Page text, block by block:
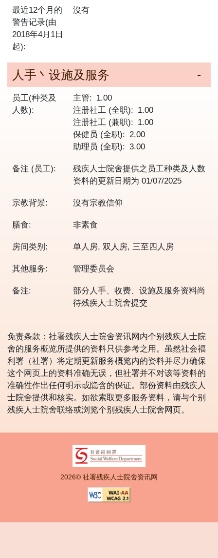
最近12个月的
警告记录(由
2018年4月1日
起):
沒有
人手丶设施及服务
员工(种类及
人数):
主管
1.00
注册社工 (全职)
1.00
注册社工 (兼职)
1.00
保健员 (全职)
2.00
助理员 (全职)
3.00
备注 (员工):
残疾人士院舍提供之员工种类及人数
资料的更新日期为01/07/2025
宗教背景: 沒有宗教信仰
膳食: 非素食
房间类别: 单人房, 双人房, 三至四人房
其他服务: 管理委员会
备注:
部分人手、收费、设施及服务资料尚
待残疾人士院舍提交
免责条款：社署残疾人士院舍资讯网内个别残疾人士院
舍的服务概览所提供的资料只供参考之用。虽然社会福
利署（社署）将定期更新服务概览内的资料并尽力确保
这个网页上的资料准确无误，但社署并不对该等资料的
准确性作出任何明示或隐含的保证。部份资料由残疾人
士院舍提供和核实。如欲索取更多服务资料，请与个别
残疾人士院舍联络或浏览个别残疾人士院舍网页。
2026© 社署残疾人士院舍资讯网